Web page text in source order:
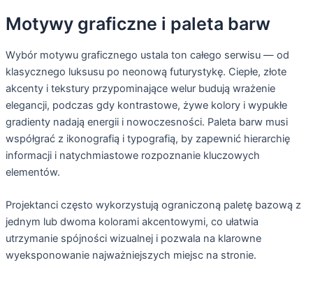
Motywy graficzne i paleta barw
Wybór motywu graficznego ustala ton całego serwisu — od
klasycznego luksusu po neonową futurystykę. Ciepłe, złote
akcenty i tekstury przypominające welur budują wrażenie
elegancji, podczas gdy kontrastowe, żywe kolory i wypukłe
gradienty nadają energii i nowoczesności. Paleta barw musi
współgrać z ikonografią i typografią, by zapewnić hierarchię
informacji i natychmiastowe rozpoznanie kluczowych
elementów.
Projektanci często wykorzystują ograniczoną paletę bazową z
jednym lub dwoma kolorami akcentowymi, co ułatwia
utrzymanie spójności wizualnej i pozwala na klarowne
wyeksponowanie najważniejszych miejsc na stronie.